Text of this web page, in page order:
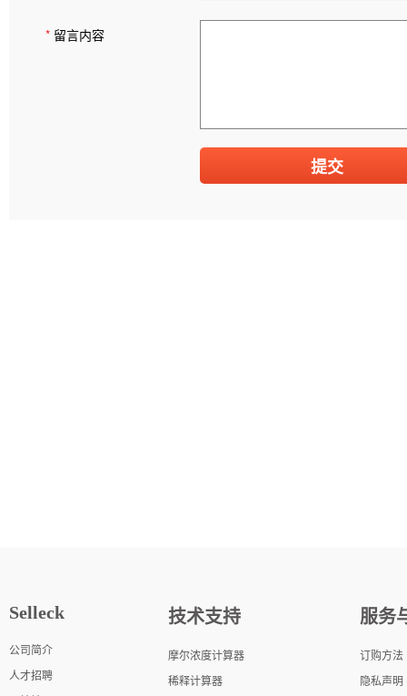
* 留言内容
Selleck
公司简介
人才招聘
技术支持
摩尔浓度计算器
稀释计算器
服务
订购方法
隐私声明